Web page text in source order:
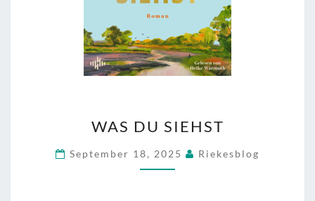
DU
SIEHST
WAS DU SIEHST
September 18, 2025 Riekesblog